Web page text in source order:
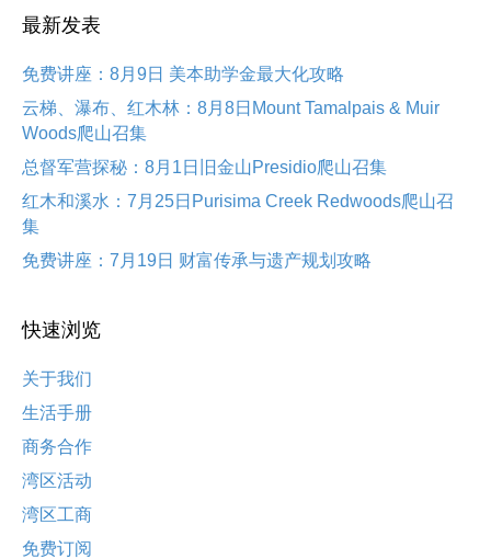
最新发表
免费讲座：8月9日 美本助学金最大化攻略
云梯、瀑布、红木林：8月8日Mount Tamalpais & Muir
Woods爬山召集
总督军营探秘：8月1日旧金山Presidio爬山召集
红木和溪水：7月25日Purisima Creek Redwoods爬山召
集
免费讲座：7月19日 财富传承与遗产规划攻略
快速浏览
关于我们
生活手册
商务合作
湾区活动
湾区工商
免费订阅